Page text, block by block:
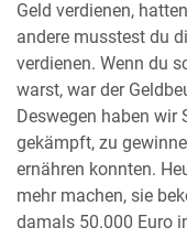
Geld verdienen,
andere musstest du
verdienen. Wenn du
warst, war der
Deswegen haben
gekämpft, zu
ernähren konnten.
mehr machen, sie
damals 50.000 Euro